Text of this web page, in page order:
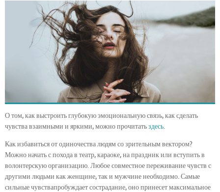
О том, как выстроить глубокую эмоциональную связь, как сделать
чувства взаимными и яркими, можно прочитатьздесь.
Как избавиться от одиночества людям со зрительным вектором?
Можно начать с похода в театр, караоке, на праздник или вступить в
волонтерскую организацию. Любое совместное переживание чувств с
другими людьми как женщине, так и мужчине необходимо. Самые
сильные чувствапробуждает сострадание, оно принесет максимальное